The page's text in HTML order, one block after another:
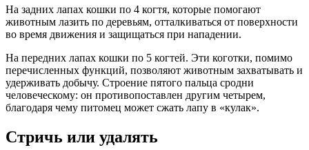
На задних лапах кошки по 4 когтя, которые помогают
животным лазить по деревьям, отталкиваться от поверхности
во время движения и защищаться при нападении.
На передних лапах кошки по 5 когтей. Эти коготки, помимо
перечисленных функций, позволяют животным захватывать и
удерживать добычу. Строение пятого пальца сродни
человеческому: он противопоставлен другим четырем,
благодаря чему питомец может сжать лапу в «кулак».
Стричь или удалять